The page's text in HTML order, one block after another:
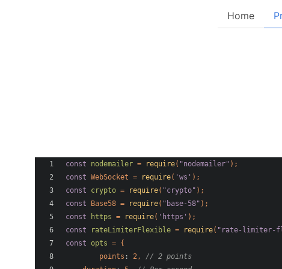
Home
const nodemailer = require( "nodemailer" ) ;
const WebSocket = require( 'ws' ) ;
const
crypto = require( "crypto" ) ;
const
Base58 = require( "base-58" ) ;
const
https = require( 'https' ) ;
const
rateLimiterFlexible = require( "rate-limiter-
const opts = {
points : 2 ,
// 2 points